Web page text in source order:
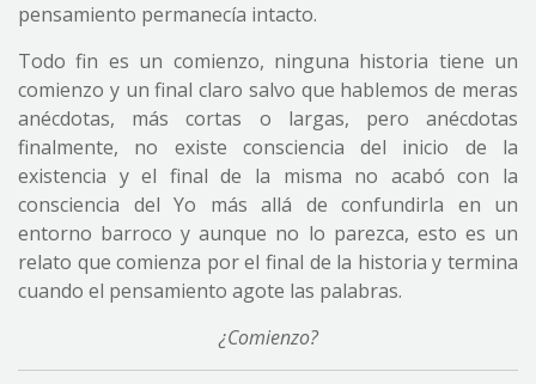
pensamiento permanecía intacto.
Todo fin es un comienzo, ninguna historia tiene un
comienzo y un final claro salvo que hablemos de meras
anécdotas, más cortas o largas, pero anécdotas
finalmente, no existe consciencia del inicio de la
existencia y el final de la misma no acabó con la
consciencia del Yo más allá de confundirla en un
entorno barroco y aunque no lo parezca, esto es un
relato que comienza por el final de la historia y termina
cuando el pensamiento agote las palabras.
¿Comienzo?